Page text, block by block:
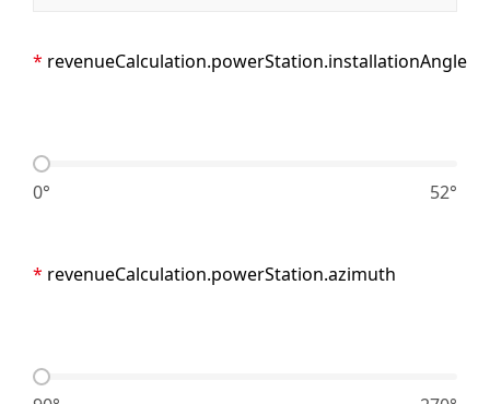
revenueCalculation.powerStation.installationAngle
0° 52°
revenueCalculation.powerStation.azimuth